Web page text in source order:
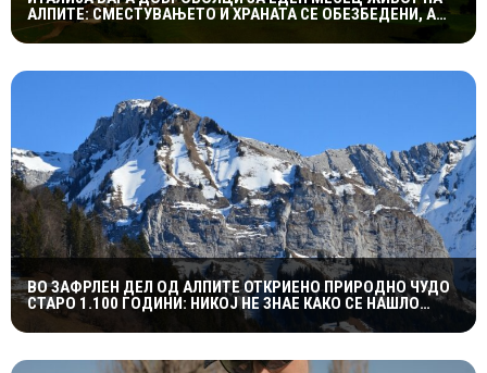
АЛПИТЕ: СМЕСТУВАЊЕТО И ХРАНАТА СЕ ОБЕЗБЕДЕНИ, А
СЛЕДУВА И НАДОМЕСТ ОД 400 ЕВРА
ВО ЗАФРЛЕН ДЕЛ ОД АЛПИТЕ ОТКРИЕНО ПРИРОДНО ЧУДО
СТАРО 1.100 ГОДИНИ: НИКОЈ НЕ ЗНАЕ КАКО СЕ НАШЛО
ТАМУ